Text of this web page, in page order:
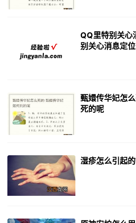
QQ里特别关心
别关心消息定
甄嬛传华妃怎
死的呢
湿疹怎么引起